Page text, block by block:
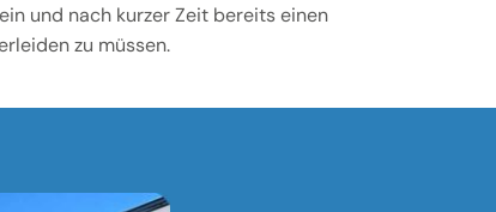
und nach kurzer Zeit bereits einen
zu müssen.